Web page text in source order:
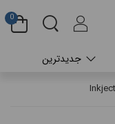
0
جدیدترین